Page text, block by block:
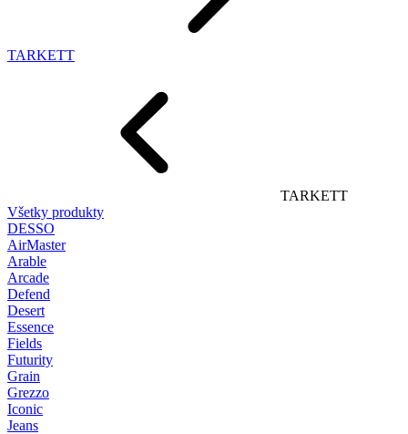
TARKETT
TARKETT
Všetky produkty
DESSO
AirMaster
Arable
Arcade
Defend
Desert
Essence
Fields
Futurity
Grain
Grezzo
Iconic
Jeans